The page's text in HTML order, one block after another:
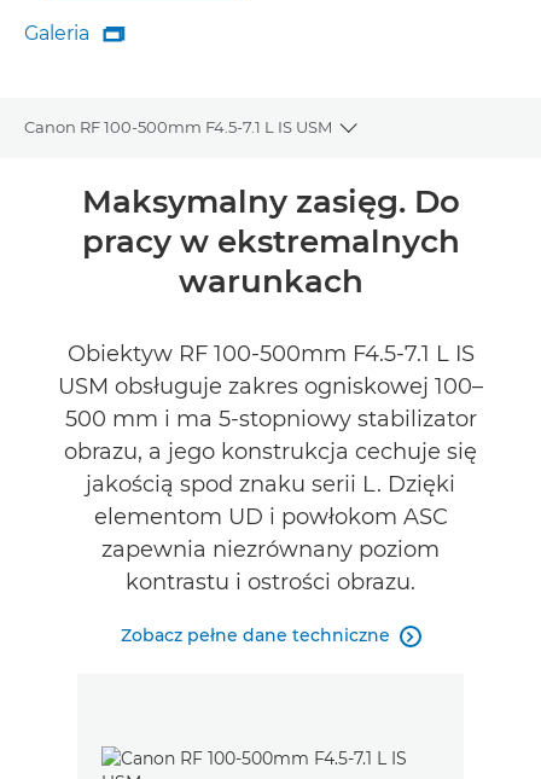
Galeria
Galeria

Canon RF 100-500mm F4.5-7.1 L IS USM
Toggle breadcrumbs
Wprowadzenie
Dane techniczne
Recenzje
Pomoc techniczna
ZNAJDŹ SPRZEDAWCĘ
Maksymalny zasięg. Do
pracy w ekstremalnych
warunkach
Obiektyw RF 100-500mm F4.5-7.1 L IS
USM obsługuje zakres ogniskowej 100–
500 mm i ma 5-stopniowy stabilizator
obrazu, a jego konstrukcja cechuje się
jakością spod znaku serii L. Dzięki
elementom UD i powłokom ASC
zapewnia niezrównany poziom
kontrastu i ostrości obrazu.
Zobacz pełne dane techniczne 